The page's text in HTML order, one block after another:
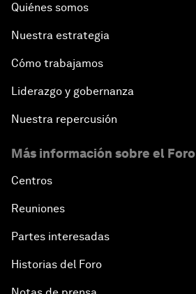
Quiénes somos
Nuestra estrategia
Cómo trabajamos
Liderazgo y gobernanza
Nuestra repercusión
Más información sobre el Foro
Centros
Reuniones
Partes interesadas
Historias del Foro